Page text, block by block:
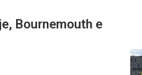
Bournemouth e